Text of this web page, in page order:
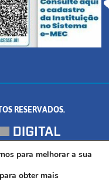
RESERVADOS.
FORMIGA/MG - CEP:
para melhorar a sua
para obter mais